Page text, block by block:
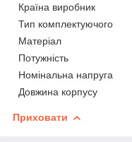
Країна виробник
Тип комплектуючого
Матеріал
Потужність
Номінальна напруга
Довжина корпусу
Приховати